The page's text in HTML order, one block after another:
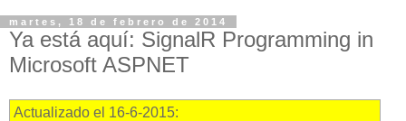
martes, 18 de febrero de 2014
Ya está aquí: SignalR Programming in
Microsoft ASPNET
Actualizado el 16-6-2015: